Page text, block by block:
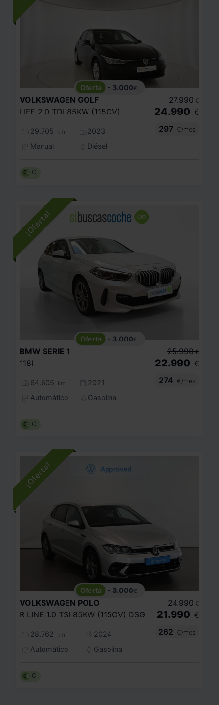
- 3.000€
VOLKSWAGEN GOLF
LIFE 2.0 TDI 85KW (115CV)
29.705 km
2023
Manual
Diésel
27.990 €
24.990 €
297
€/mes
C
- 3.000€
BMW SERIE 1
118I
64.605 km
2021
Automático
Gasolina
25.990 €
22.990 €
274
€/mes
C
- 3.000€
VOLKSWAGEN POLO
R LINE 1.0 TSI 85KW (115CV) DSG
28.762 km
2024
Automático
Gasolina
24.990 €
21.990 €
262
€/mes
C